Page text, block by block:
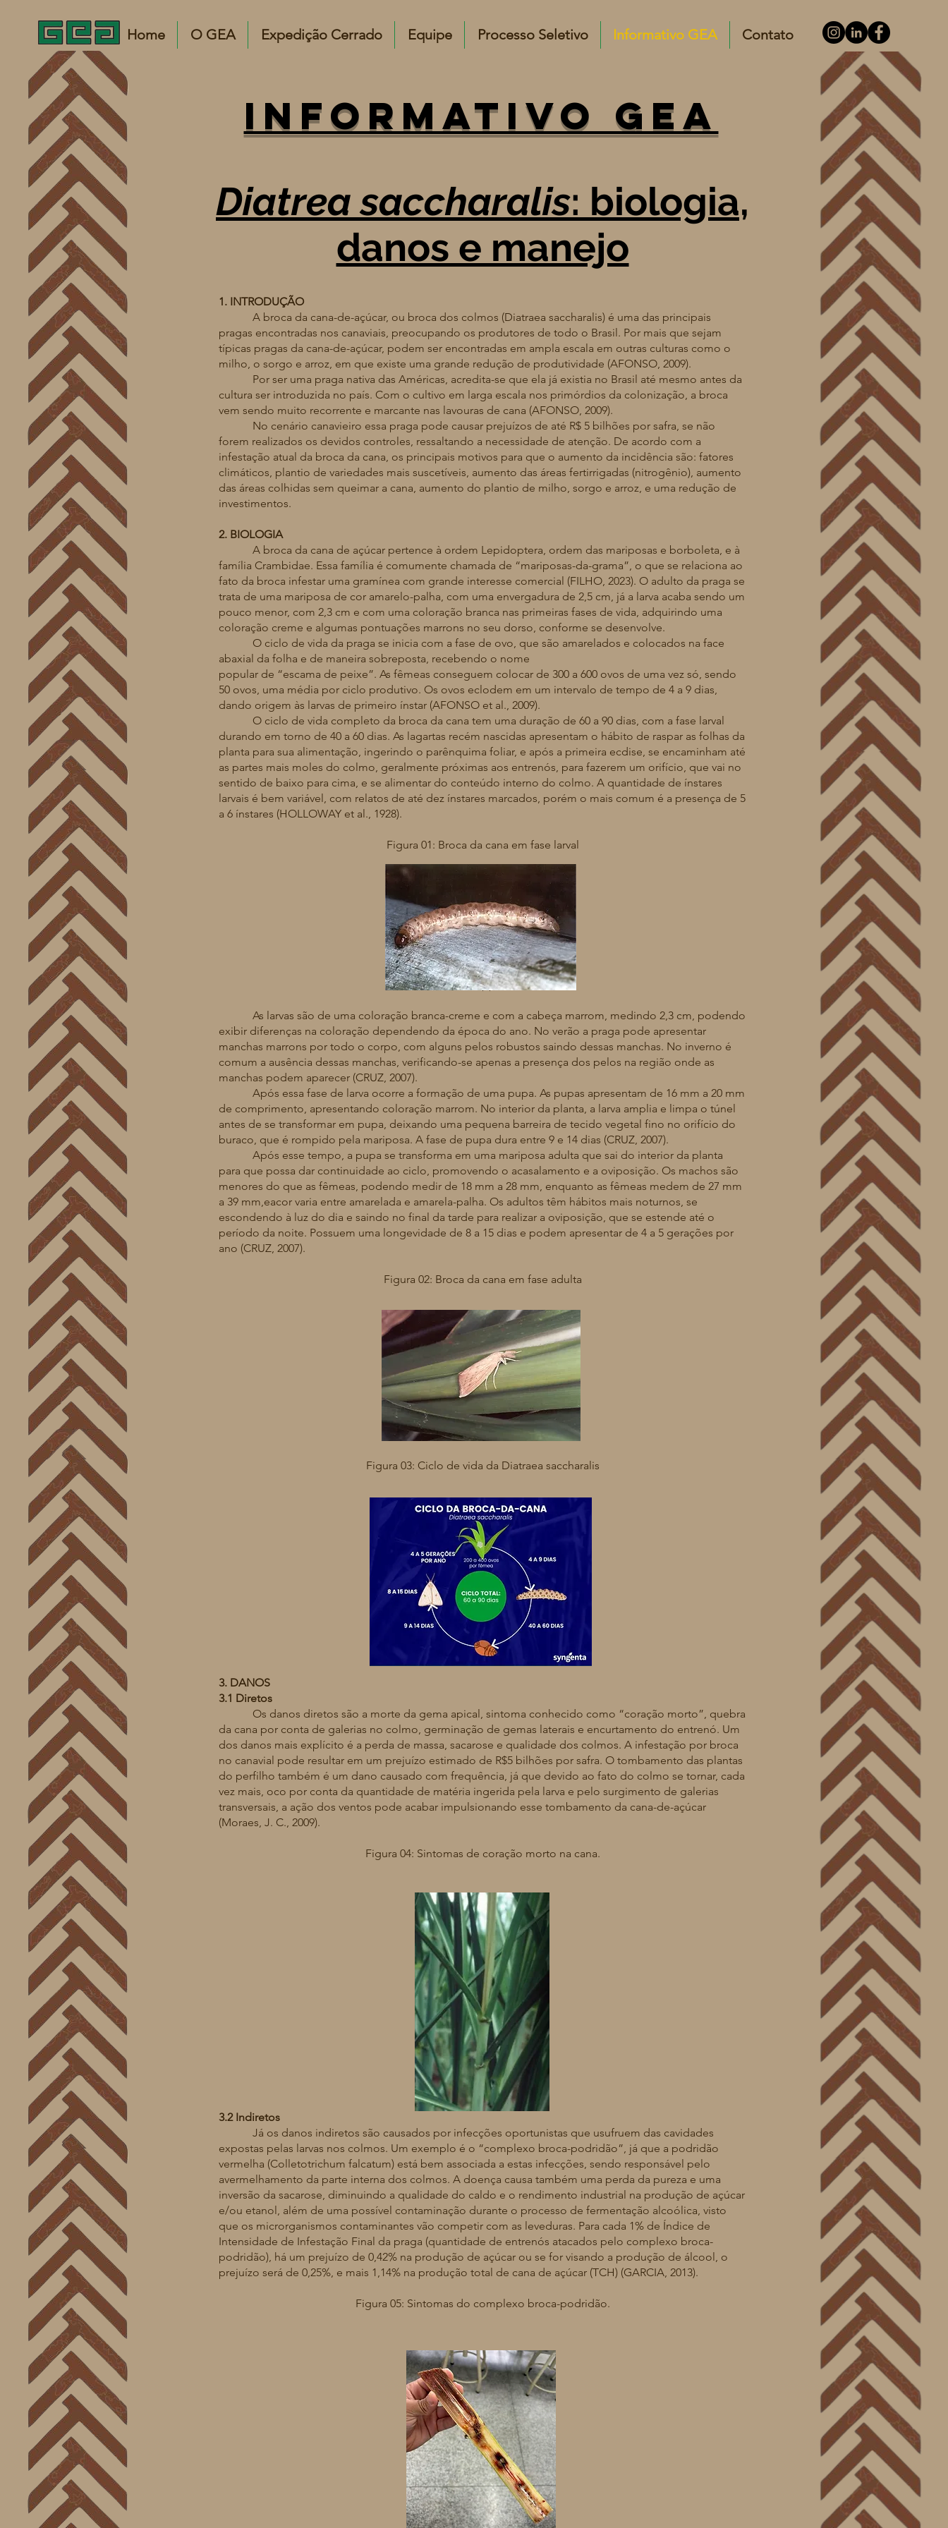
Home O GEA Expedição Cerrado Equipe Processo Seletivo Informativo GEA Contato
Informativo GEA
Diatrea saccharalis: biologia,
danos e manejo
1. INTRODUÇÃO
A broca da cana-de-açúcar, ou broca dos colmos (Diatraea saccharalis) é uma das principais
pragas encontradas nos canaviais, preocupando os produtores de todo o Brasil. Por mais que sejam
típicas pragas da cana-de-açúcar, podem ser encontradas em ampla escala em outras culturas como o
milho, o sorgo e arroz, em que existe uma grande redução de produtividade (AFONSO, 2009).
Por ser uma praga nativa das Américas, acredita-se que ela já existia no Brasil até mesmo antes da
cultura ser introduzida no país. Com o cultivo em larga escala nos primórdios da colonização, a broca
vem sendo muito recorrente e marcante nas lavouras de cana (AFONSO, 2009).
No cenário canavieiro essa praga pode causar prejuízos de até R$ 5 bilhões por safra, se não
forem realizados os devidos controles, ressaltando a necessidade de atenção. De acordo com a
infestação atual da broca da cana, os principais motivos para que o aumento da incidência são: fatores
climáticos, plantio de variedades mais suscetíveis, aumento das áreas fertirrigadas (nitrogênio), aumento
das áreas colhidas sem queimar a cana, aumento do plantio de milho, sorgo e arroz, e uma redução de
investimentos.
2. BIOLOGIA
A broca da cana de açúcar pertence à ordem Lepidoptera, ordem das mariposas e borboleta, e à
família Crambidae. Essa família é comumente chamada de “mariposas-da-grama”, o que se relaciona ao
fato da broca infestar uma gramínea com grande interesse comercial (FILHO, 2023). O adulto da praga se
trata de uma mariposa de cor amarelo-palha, com uma envergadura de 2,5 cm, já a larva acaba sendo um
pouco menor, com 2,3 cm e com uma coloração branca nas primeiras fases de vida, adquirindo uma
coloração creme e algumas pontuações marrons no seu dorso, conforme se desenvolve.
O ciclo de vida da praga se inicia com a fase de ovo, que são amarelados e colocados na face
abaxial da folha e de maneira sobreposta, recebendo o nome
popular de “escama de peixe”. As fêmeas conseguem colocar de 300 a 600 ovos de uma vez só, sendo
50 ovos, uma média por ciclo produtivo. Os ovos eclodem em um intervalo de tempo de 4 a 9 dias,
dando origem às larvas de primeiro ínstar (AFONSO et al., 2009).
O ciclo de vida completo da broca da cana tem uma duração de 60 a 90 dias, com a fase larval
durando em torno de 40 a 60 dias. As lagartas recém nascidas apresentam o hábito de raspar as folhas da
planta para sua alimentação, ingerindo o parênquima foliar, e após a primeira ecdise, se encaminham até
as partes mais moles do colmo, geralmente próximas aos entrenós, para fazerem um orifício, que vai no
sentido de baixo para cima, e se alimentar do conteúdo interno do colmo. A quantidade de ínstares
larvais é bem variável, com relatos de até dez ínstares marcados, porém o mais comum é a presença de 5
a 6 ínstares (HOLLOWAY et al., 1928).
Figura 01: Broca da cana em fase larval
Fonte: Koppert, s.d.
As larvas são de uma coloração branca-creme e com a cabeça marrom, medindo 2,3 cm, podendo
exibir diferenças na coloração dependendo da época do ano. No verão a praga pode apresentar
manchas marrons por todo o corpo, com alguns pelos robustos saindo dessas manchas. No inverno é
comum a ausência dessas manchas, verificando-se apenas a presença dos pelos na região onde as
manchas podem aparecer (CRUZ, 2007).
Após essa fase de larva ocorre a formação de uma pupa. As pupas apresentam de 16 mm a 20 mm
de comprimento, apresentando coloração marrom. No interior da planta, a larva amplia e limpa o túnel
antes de se transformar em pupa, deixando uma pequena barreira de tecido vegetal fino no orifício do
buraco, que é rompido pela mariposa. A fase de pupa dura entre 9 e 14 dias (CRUZ, 2007).
Após esse tempo, a pupa se transforma em uma mariposa adulta que sai do interior da planta
para que possa dar continuidade ao ciclo, promovendo o acasalamento e a oviposição. Os machos são
menores do que as fêmeas, podendo medir de 18 mm a 28 mm, enquanto as fêmeas medem de 27 mm
a 39 mm,eacor varia entre amarelada e amarela-palha. Os adultos têm hábitos mais noturnos, se
escondendo à luz do dia e saindo no final da tarde para realizar a oviposição, que se estende até o
período da noite. Possuem uma longevidade de 8 a 15 dias e podem apresentar de 4 a 5 gerações por
ano (CRUZ, 2007).
Figura 02: Broca da cana em fase adulta
Fonte: Koppert, s.d.
Figura 03: Ciclo de vida da Diatraea saccharalis
Fonte: Syngenta, s.d.
3. DANOS
3.1 Diretos
Os danos diretos são a morte da gema apical, sintoma conhecido como “coração morto”, quebra
da cana por conta de galerias no colmo, germinação de gemas laterais e encurtamento do entrenó. Um
dos danos mais explícito é a perda de massa, sacarose e qualidade dos colmos. A infestação por broca
no canavial pode resultar em um prejuízo estimado de R$5 bilhões por safra. O tombamento das plantas
do perfilho também é um dano causado com frequência, já que devido ao fato do colmo se tornar, cada
vez mais, oco por conta da quantidade de matéria ingerida pela larva e pelo surgimento de galerias
transversais, a ação dos ventos pode acabar impulsionando esse tombamento da cana-de-açúcar
(Moraes, J. C., 2009).
Figura 04: Sintomas de coração morto na cana.
Fonte: Embrapa, 2022.
3.2 Indiretos
Já os danos indiretos são causados por infecções oportunistas que usufruem das cavidades
expostas pelas larvas nos colmos. Um exemplo é o “complexo broca-podridão”, já que a podridão
vermelha (Colletotrichum falcatum) está bem associada a estas infecções, sendo responsável pelo
avermelhamento da parte interna dos colmos. A doença causa também uma perda da pureza e uma
inversão da sacarose, diminuindo a qualidade do caldo e o rendimento industrial na produção de açúcar
e/ou etanol, além de uma possível contaminação durante o processo de fermentação alcoólica, visto
que os microrganismos contaminantes vão competir com as leveduras. Para cada 1% de Índice de
Intensidade de Infestação Final da praga (quantidade de entrenós atacados pelo complexo broca-
podridão), há um prejuízo de 0,42% na produção de açúcar ou se for visando a produção de álcool, o
prejuízo será de 0,25%, e mais 1,14% na produção total de cana de açúcar (TCH) (GARCIA, 2013).
Figura 05: Sintomas do complexo broca-podridão.
Fonte: Arquivo pessoal, 2025.